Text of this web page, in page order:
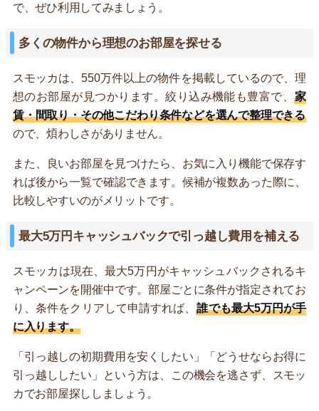
で、ぜひ利用してみましょう。
多くの物件から理想のお部屋を探せる
スモッカは、550万件以上の物件を掲載しているので、理
想のお部屋が見つかります。絞り込み機能も豊富で、家
賃・間取り・その他こだわり条件などを選んで整理できる
ので、煩わしさがありません。
また、良いお部屋を見つけたら、お気に入り機能で保存す
れば後から一覧で確認できます。候補が複数あった際に、
比較しやすいのがメリットです。
最大5万円キャッシュバックで引っ越し費用を補える
スモッカは現在、最大5万円がキャッシュバックされるキ
ャンペーンを開催中です。部屋ごとに条件が指定されてお
り、条件をクリアして申請すれば、誰でも最大5万円が手
に入ります。
「引っ越しの初期費用を安くしたい」「どうせならお得に
引っ越ししたい」という方は、この機会を逃さず、スモッ
カでお部屋探ししましょう。